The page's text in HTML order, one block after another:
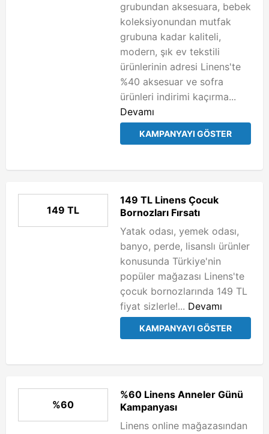
grubundan aksesuara, bebek
koleksiyonundan mutfak
grubuna kadar kaliteli,
modern, şık ev tekstili
ürünlerinin adresi Linens'te
%40 aksesuar ve sofra
ürünleri indirimi kaçırma...
Devamı
KAMPANYAYI GÖSTER
149 TL
149 TL Linens Çocuk
Bornozları Fırsatı
Yatak odası, yemek odası,
banyo, perde, lisanslı ürünler
konusunda Türkiye'nin
popüler mağazası Linens'te
çocuk bornozlarında 149 TL
fiyat sizlerle!... Devamı
KAMPANYAYI GÖSTER
%60
%60 Linens Anneler Günü
Kampanyası
Linens online mağazasından